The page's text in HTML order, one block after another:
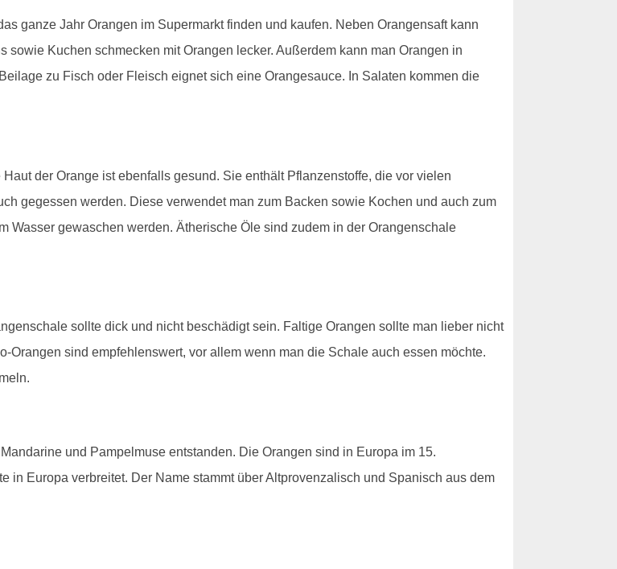
ganze Jahr Orangen im Supermarkt finden und kaufen. Neben Orangensaft kann
Kuchen schmecken mit Orangen lecker. Außerdem kann man Orangen in
zu Fisch oder Fleisch eignet sich eine Orangesauce. In Salaten kommen die
der Orange ist ebenfalls gesund. Sie enthält Pflanzenstoffe, die vor vielen
gegessen werden. Diese verwendet man zum Backen sowie Kochen und auch zum
Wasser gewaschen werden. Ätherische Öle sind zudem in der Orangenschale
sollte dick und nicht beschädigt sein. Faltige Orangen sollte man lieber nicht
Orangen sind empfehlenswert, vor allem wenn man die Schale auch essen möchte.
und Pampelmuse entstanden. Die Orangen sind in Europa im 15.
in Europa verbreitet. Der Name stammt über Altprovenzalisch und Spanisch aus dem